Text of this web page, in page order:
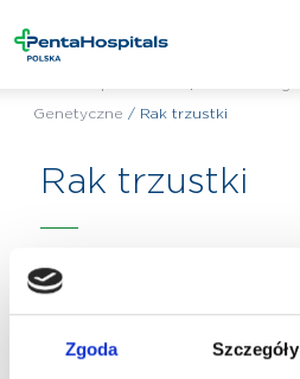
Zgoda Szczegóły
Genetyczne / Rak trzustki
Rak trzustki